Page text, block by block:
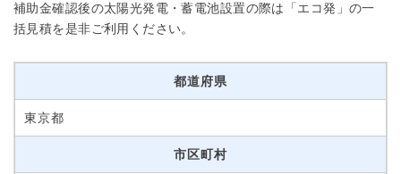
補助金確認後の太陽光発電・蓄電池設置の際は「エコ発」の一
括見積を是非ご利用ください。
都道府県
東京都
市区町村